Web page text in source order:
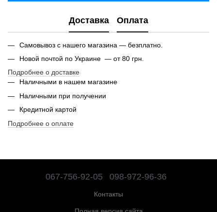
Доставка Оплата
Самовывоз с нашего магазина — безплатно.
Новой почтой по Украине — от 80 грн.
Подробнее о доставке
Наличными в нашем магазине
Наличными при получении
Кредитной картой
Подробнее о оплате
067-756-92-05 098-972-96-36
Контакты